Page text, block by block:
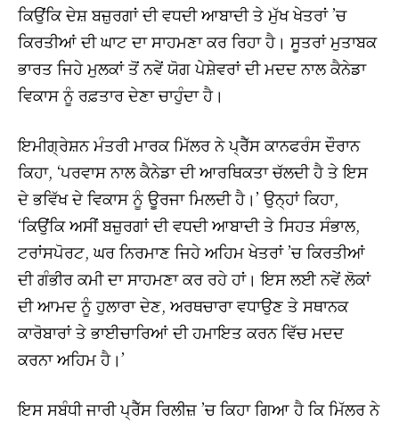
ਕਿਉਂਕਿ ਦੇਸ਼ ਬਜ਼ੁਰਗਾਂ ਦੀ ਵਧਦੀ ਆਬਾਦੀ ਤੇ ਮੁੱਖ ਖੇਤਰਾਂ ’ਚ
ਕਿਰਤੀਆਂ ਦੀ ਘਾਟ ਦਾ ਸਾਹਮਣਾ ਕਰ ਰਿਹਾ ਹੈ। ਸੂਤਰਾਂ ਮੁਤਾਬਕ
ਭਾਰਤ ਜਿਹੇ ਮੁਲਕਾਂ ਤੋਂ ਨਵੇਂ ਯੋਗ ਪੇਸ਼ੇਵਰਾਂ ਦੀ ਮਦਦ ਨਾਲ ਕੈਨੇਡਾ
ਵਿਕਾਸ ਨੂੰ ਰਫ਼ਤਾਰ ਦੇਣਾ ਚਾਹੁੰਦਾ ਹੈ।
ਇਮੀਗ੍ਰੇਸ਼ਨ ਮੰਤਰੀ ਮਾਰਕ ਮਿੱਲਰ ਨੇ ਪ੍ਰੈੱਸ ਕਾਨਫਰੰਸ ਦੌਰਾਨ
ਕਿਹਾ, ‘ਪਰਵਾਸ ਨਾਲ ਕੈਨੇਡਾ ਦੀ ਆਰਥਿਕਤਾ ਚੱਲਦੀ ਹੈ ਤੇ ਇਸ
ਦੇ ਭਵਿੱਖ ਦੇ ਵਿਕਾਸ ਨੂੰ ਊਰਜਾ ਮਿਲਦੀ ਹੈ।’ ਉਨ੍ਹਾਂ ਕਿਹਾ,
‘ਕਿਉਂਕਿ ਅਸੀਂ ਬਜ਼ੁਰਗਾਂ ਦੀ ਵਧਦੀ ਆਬਾਦੀ ਤੇ ਸਿਹਤ ਸੰਭਾਲ,
ਟਰਾਂਸਪੋਰਟ, ਘਰ ਨਿਰਮਾਣ ਜਿਹੇ ਅਹਿਮ ਖੇਤਰਾਂ ’ਚ ਕਿਰਤੀਆਂ
ਦੀ ਗੰਭੀਰ ਕਮੀ ਦਾ ਸਾਹਮਣਾ ਕਰ ਰਹੇ ਹਾਂ। ਇਸ ਲਈ ਨਵੇਂ ਲੋਕਾਂ
ਦੀ ਆਮਦ ਨੂੰ ਹੁਲਾਰਾ ਦੇਣ, ਅਰਥਚਾਰਾ ਵਧਾਉਣ ਤੇ ਸਥਾਨਕ
ਕਾਰੋਬਾਰਾਂ ਤੇ ਭਾਈਚਾਰਿਆਂ ਦੀ ਹਮਾਇਤ ਕਰਨ ਵਿੱਚ ਮਦਦ
ਕਰਨਾ ਅਹਿਮ ਹੈ।’
ਇਸ ਸਬੰਧੀ ਜਾਰੀ ਪ੍ਰੈੱਸ ਰਿਲੀਜ਼ ’ਚ ਕਿਹਾ ਗਿਆ ਹੈ ਕਿ ਮਿੱਲਰ ਨੇ